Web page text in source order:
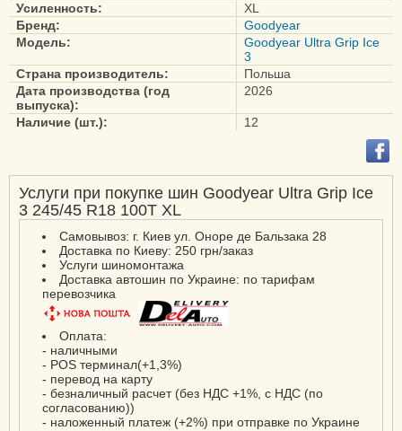
Eagle F1 Asymmetric 3
SUV
Eagle F1 Asymmetric 5
Eagle F1 Asymmetric 6
Eagle F1 Asymmetric AT
Eagle F1 GS-D3
Eagle F1 SuperSport
Eagle Sport 2
Eagle Sport 2 SUV
Eagle Sport 2 UHP
EfficientGrip
EfficientGrip Cargo
EfficientGrip Cargo 2
EfficientGrip Compact
Усиленность:
XL
Бренд:
Goodyear
Модель:
Goodyear Ultra Grip Ice
3
Страна производитель:
Польша
Дата производства (год
выпуска):
2026
Наличие (шт.): 12
Услуги при покупке шин Goodyear Ultra Grip Ice
3 245/45 R18 100T XL
Самовывоз: г. Киев ул. Оноре де Бальзака 28
Доставка по Киеву: 250 грн/заказ
Услуги шиномонтажа
Доставка автошин по Украине: по тарифам
перевозчика
Оплата:
- наличными
- POS терминал(+1,3%)
- перевод на карту
- безналичный расчет (без НДС +1%, с НДС (по
согласованию))
- наложенный платеж (+2%) при отправке по Украине